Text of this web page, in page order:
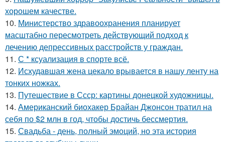
хорошем качестве.
10. Министерство здравоохранения планирует
масштабно пересмотреть действующий подход к
лечению депрессивных расстройств у граждан.
11. С * ксуализация в спорте всё.
12. Исхудавшая жена цекало врывается в нашу ленту на
тонких ножках.
13. Путешествие в Ссср: картины донецкой художницы.
14. Американский биохакер Брайан Джонсон тратил на
себя по $2 млн в год, чтобы достичь бессмертия.
15. Свадьба - день, полный эмоций, но эта история